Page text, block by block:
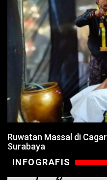
Ruwatan Massal di
Surabaya
INFOGRAFIS